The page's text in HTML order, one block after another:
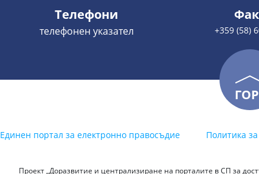
Телефони
телефонен указател +359 (58)
Единен портал за електронно правосъдие Политика
Проект „Доразвитие и централизиране на порталите в СП за